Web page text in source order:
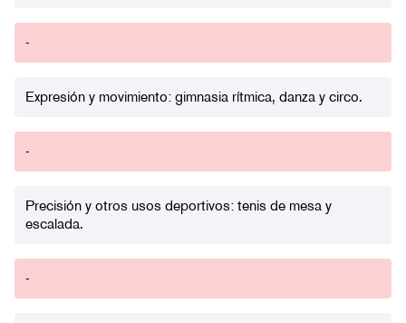
-
Expresión y movimiento: gimnasia rítmica, danza y circo.
-
Precisión y otros usos deportivos: tenis de mesa y
escalada.
-